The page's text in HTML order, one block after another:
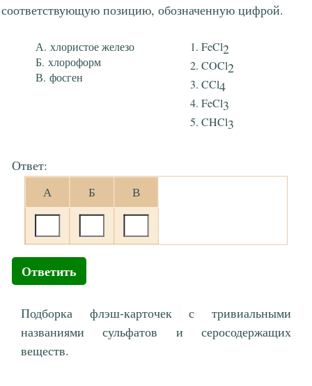
соответствующую позицию, обозначенную цифрой.
хлористое железо
хлороформ
фосген
FeCl2
COCl2
CCl4
FeCl3
CHCl3
Ответ:
А Б В
Ответить
Подборка флэш-карточек с тривиальными
названиями сульфатов и серосодержащих
веществ.